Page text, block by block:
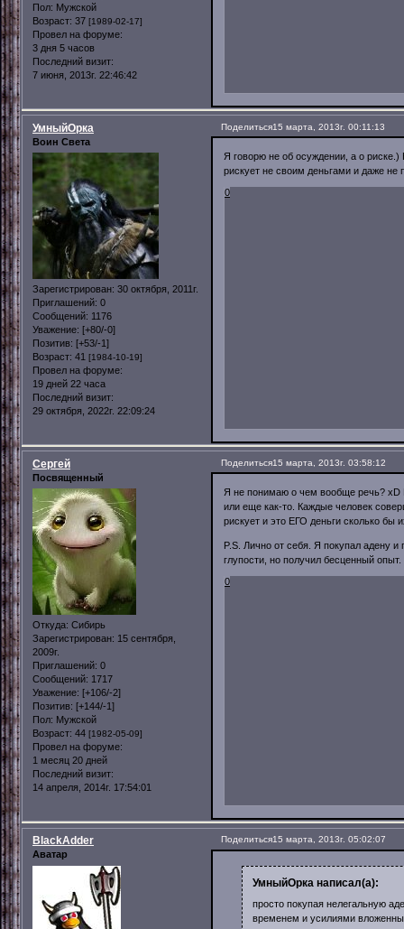
Пол: Мужской
Возраст: 37 [1989-02-17]
Провел на форуме:
3 дня 5 часов
Последний визит:
7 июня, 2013г. 22:46:42
Поделиться15 марта, 2013г. 00:11:13
УмныйОрка
Воин Света
Зарегистрирован: 30 октября, 2011г.
Приглашений: 0
Сообщений: 1176
Уважение: [+80/-0]
Позитив: [+53/-1]
Возраст: 41 [1984-10-19]
Провел на форуме:
19 дней 22 часа
Последний визит:
29 октября, 2022г. 22:09:24
Я говорю не об осуждении, а о риске.)
рискует не своим деньгами и даже
0
Поделиться15 марта, 2013г. 03:58:12
Сергей
Посвященный
Откуда: Сибирь
Зарегистрирован: 15 сентября,
2009г.
Приглашений: 0
Сообщений: 1717
Уважение: [+106/-2]
Позитив: [+144/-1]
Пол: Мужской
Возраст: 44 [1982-05-09]
Провел на форуме:
1 месяц 20 дней
Последний визит:
14 апреля, 2014г. 17:54:01
Я не понимаю о чем вообще речь? xD
или еще как-то. Каждые человек
рискует и это ЕГО деньги сколько бы
P.S. Лично от себя. Я покупал адену
глупости, но получил бесценный
0
Поделиться15 марта, 2013г. 05:02:07
BlackAdder
Аватар
УмныйОрка написал(а):
просто покупая нелегальную
временем и усилиями